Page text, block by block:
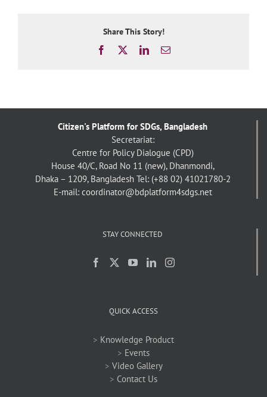
Share This Story!
Facebook LinkedInEmail
Citizen's Platform for SDGs, Bangladesh
Secretariat:
Centre for Policy Dialogue (CPD)
House 40/C, Road No 11 (new), Dhanmondi,
Dhaka – 1209, Bangladesh Tel: (+88 02) 41021780-2
E-mail: coordinator@bdplatform4sdgs.net
STAY CONNECTED
QUICK ACCESS
> Knowledge Product
> Events
> Video Gallery
> Contact Us